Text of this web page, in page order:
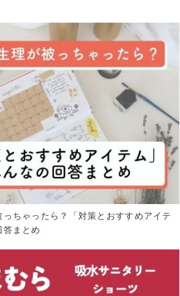
っちゃったら？「対策とおすすめアイテ
答まとめ